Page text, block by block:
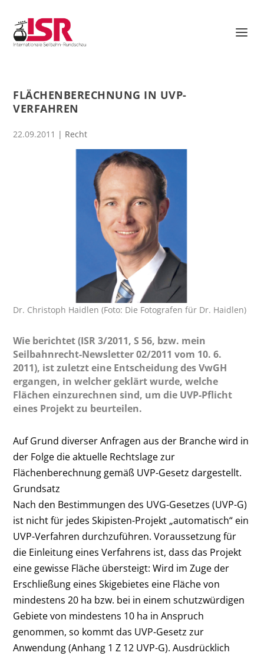
FLÄCHENBERECHNUNG IN UVP-
VERFAHREN
22.09.2011 | Recht
Dr. Christoph Haidlen (Foto: Die Fotografen für Dr. Haidlen)
Wie berichtet (ISR 3/2011, S 56, bzw. mein
Seilbahnrecht-Newsletter 02/2011 vom 10. 6.
2011), ist zuletzt eine Entscheidung des VwGH
ergangen, in welcher geklärt wurde, welche
Flächen einzurechnen sind, um die UVP-Pflicht
eines Projekt zu beurteilen.
Auf Grund diverser Anfragen aus der Branche wird in
der Folge die aktuelle Rechtslage zur
Flächenberechnung gemäß UVP-Gesetz dargestellt.
Grundsatz
Nach den Bestimmungen des UVG-Gesetzes (UVP-G)
ist nicht für jedes Skipisten-Projekt „automatisch“ ein
UVP-Verfahren durchzuführen. Voraussetzung für
die Einleitung eines Verfahrens ist, dass das Projekt
eine gewisse Fläche übersteigt: Wird im Zuge der
Erschließung eines Skigebietes eine Fläche von
mindestens 20 ha bzw. bei in einem schutzwürdigen
Gebiete von mindestens 10 ha in Anspruch
genommen, so kommt das UVP-Gesetz zur
Anwendung (Anhang 1 Z 12 UVP-G). Ausdrücklich